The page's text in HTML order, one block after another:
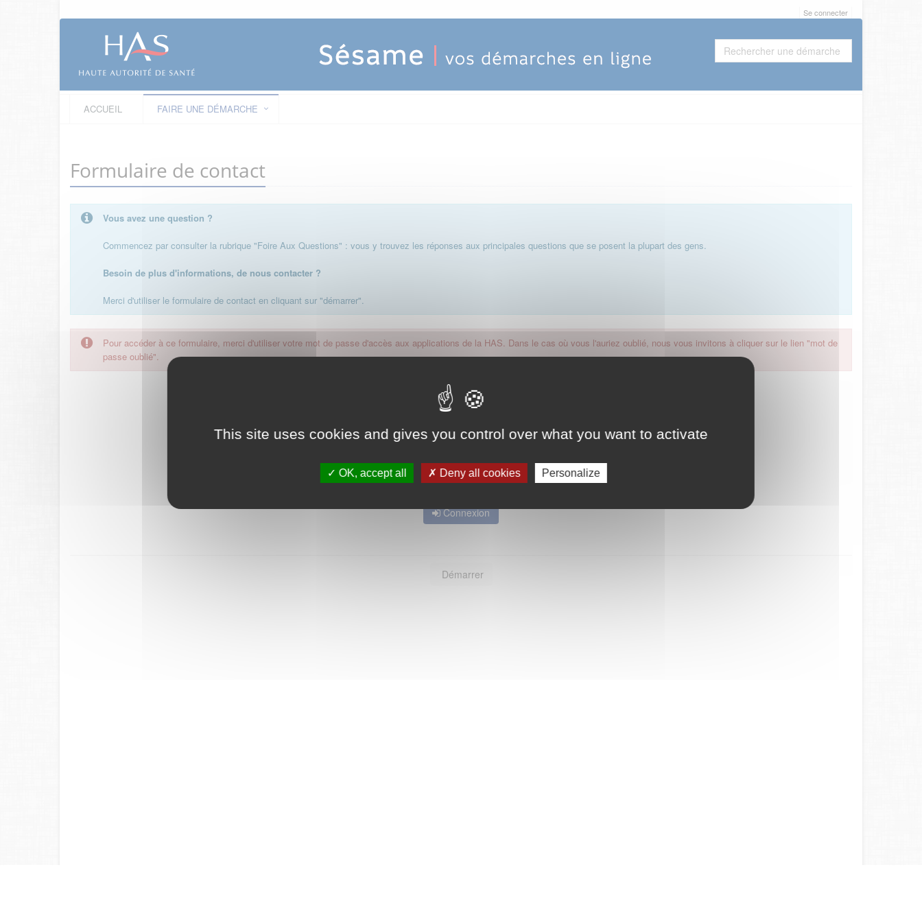
This site uses cookies and gives you control over what you want to activate
OK, accept all Deny all cookies Personalize
Se connecter
ACCUEIL FAIRE UNE DÉMARCHE
Formulaire de contact
Vous avez une question ?
Commencez par consulter la rubrique "Foire Aux Questions" : vous y trouvez les réponses aux principales questions que se posent la plupart des gens.
Besoin de plus d'informations, de nous contacter ?
Merci d'utiliser le formulaire de contact en cliquant sur "démarrer".
Pour accéder à ce formulaire, merci d'utiliser votre mot de passe d'accès aux applications de la HAS. Dans le cas où vous l'auriez oublié, nous vous invitons à cliquer sur le lien "mot de
passe oublié".
Mot de passe oublié ?
Connexion
Démarrer